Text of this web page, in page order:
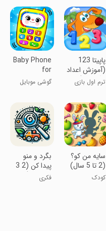
کودکان
پاپیتا 123
(آموزش اعداد
انگلیسی)
ترم اول بازی
Baby Phone
for
Toddlers
Games
گوشی موبایل
سایه من کو؟
(2 تا 5 سال)
کودک
بگرد و منو
پیدا کن (2 3
4 5 سال)
فکری